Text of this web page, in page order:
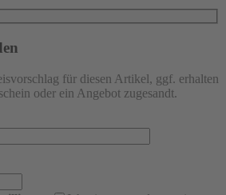
für diesen Artikel, ggf. erhalten
oder ein Angebot zugesandt.